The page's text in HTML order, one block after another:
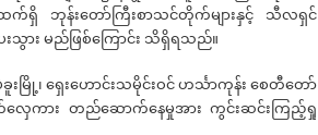
ထက်ရှိ ဘုန်းတော်ကြီးစာသင်တိုက်များနှင့် သီလရှင်
းသွား မည်ဖြစ်ကြောင်း သိရှိရသည်။
ရှေးဟောင်းသမိုင်းဝင် ဟင်္သာကုန်း စေတီတော်
လှေကား တည်ဆောက်နေမှုအား ကွင်းဆင်းကြည့်ရှု